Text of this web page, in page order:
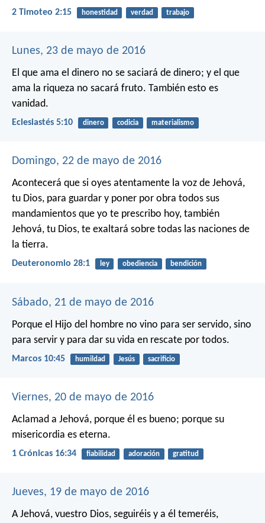
2 Timoteo 2:15 honestidad verdad trabajo
Lunes, 23 de mayo de 2016
El que ama el dinero no se saciará de dinero; y el que
ama la riqueza no sacará fruto. También esto es
vanidad.
Eclesiastés 5:10 dinero codicia materialismo
Domingo, 22 de mayo de 2016
Acontecerá que si oyes atentamente la voz de Jehová,
tu Dios, para guardar y poner por obra todos sus
mandamientos que yo te prescribo hoy, también
Jehová, tu Dios, te exaltará sobre todas las naciones de
la tierra.
Deuteronomio 28:1 ley obediencia bendición
Sábado, 21 de mayo de 2016
Porque el Hijo del hombre no vino para ser servido, sino
para servir y para dar su vida en rescate por todos.
Marcos 10:45 humildad Jesús sacrificio
Viernes, 20 de mayo de 2016
Aclamad a Jehová, porque él es bueno; porque su
misericordia es eterna.
1 Crónicas 16:34 fiabilidad adoración gratitud
Jueves, 19 de mayo de 2016
A Jehová, vuestro Dios, seguiréis y a él temeréis,